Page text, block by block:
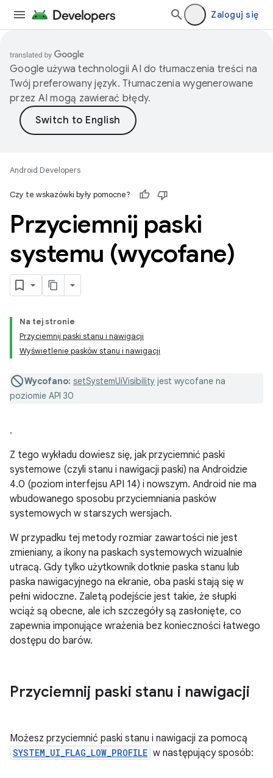
Zaloguj się
Google używa technologii AI do tłumaczenia treści na
Twój preferowany język. Tłumaczenia wygenerowane
przez AI mogą zawierać błędy.
Android Developers
Czy te wskazówki były pomocne?
Przyciemnij paski
systemu (wycofane)
Na tej stronie
Przyciemnij paski stanu i nawigacji
Wyświetlenie pasków stanu i nawigacji
Wycofano: setSystemUiVisibility jest wycofane na
poziomie API 30
.
Z tego wykładu dowiesz się, jak przyciemnić paski
systemowe (czyli stanu i nawigacji paski) na Androidzie
4.0 (poziom interfejsu API 14) i nowszym. Android nie ma
wbudowanego sposobu przyciemniania pasków
systemowych w starszych wersjach.
W przypadku tej metody rozmiar zawartości nie jest
zmieniany, a ikony na paskach systemowych wizualnie
utracą. Gdy tylko użytkownik dotknie paska stanu lub
paska nawigacyjnego na ekranie, oba paski stają się w
pełni widoczne. Zaletą podejście jest takie, że słupki
wciąż są obecne, ale ich szczegóły są zasłonięte, co
zapewnia imponujące wrażenia bez konieczności łatwego
dostępu do barów.
Przyciemnij paski stanu i nawigacji
Możesz przyciemnić paski stanu i nawigacji za pomocą
SYSTEM_UI_FLAG_LOW_PROFILE w następujący sposób: